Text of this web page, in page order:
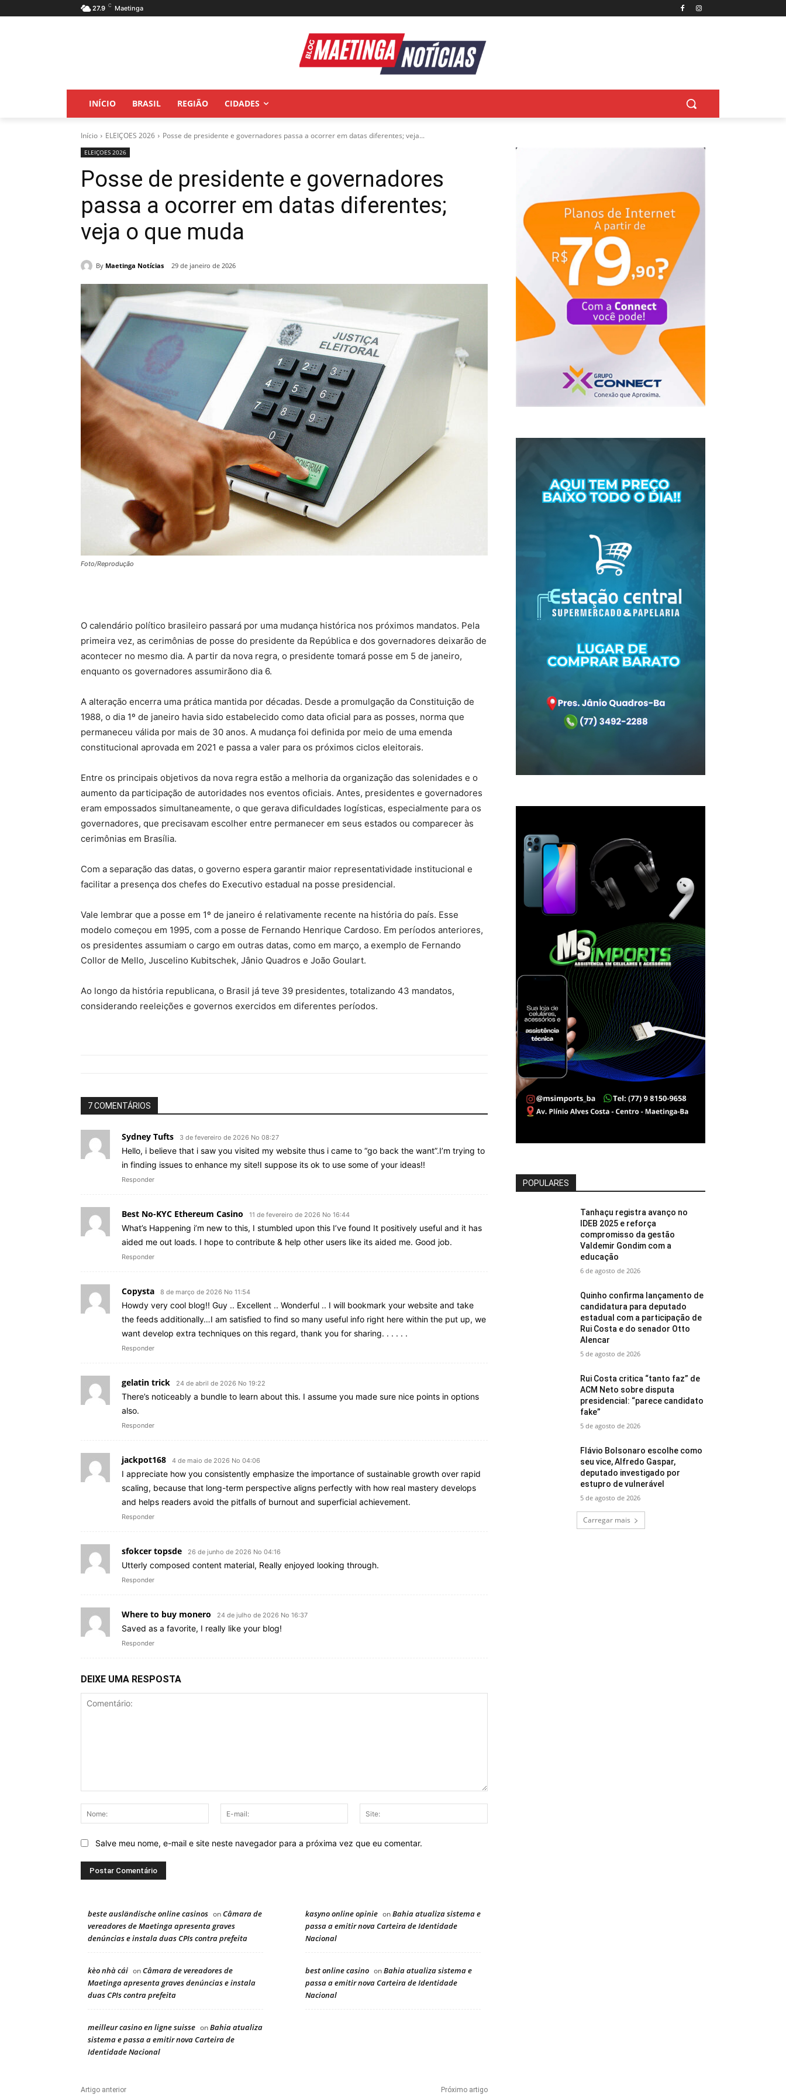
27.9 C Maetinga
INÍCIO BRASIL REGIÃO CIDADES
Início ELEIÇOES 2026 Posse de presidente e governadores passa a ocorrer em datas diferentes; veja...
ELEIÇOES 2026
Posse de presidente e governadores
passa a ocorrer em datas diferentes;
veja o que muda
By Maetinga Notícias 29 de janeiro de 2026
Foto/Reprodução
O calendário político brasileiro passará por uma mudança histórica nos próximos mandatos. Pela
primeira vez, as cerimônias de posse do presidente da República e dos governadores deixarão de
acontecer no mesmo dia. A partir da nova regra, o presidente tomará posse em 5 de janeiro,
enquanto os governadores assumirãono dia 6.
A alteração encerra uma prática mantida por décadas. Desde a promulgação da Constituição de
1988, o dia 1º de janeiro havia sido estabelecido como data oficial para as posses, norma que
permaneceu válida por mais de 30 anos. A mudança foi definida por meio de uma emenda
constitucional aprovada em 2021 e passa a valer para os próximos ciclos eleitorais.
Entre os principais objetivos da nova regra estão a melhoria da organização das solenidades e o
aumento da participação de autoridades nos eventos oficiais. Antes, presidentes e governadores
eram empossados simultaneamente, o que gerava dificuldades logísticas, especialmente para os
governadores, que precisavam escolher entre permanecer em seus estados ou comparecer às
cerimônias em Brasília.
Com a separação das datas, o governo espera garantir maior representatividade institucional e
facilitar a presença dos chefes do Executivo estadual na posse presidencial.
Vale lembrar que a posse em 1º de janeiro é relativamente recente na história do país. Esse
modelo começou em 1995, com a posse de Fernando Henrique Cardoso. Em períodos anteriores,
os presidentes assumiam o cargo em outras datas, como em março, a exemplo de Fernando
Collor de Mello, Juscelino Kubitschek, Jânio Quadros e João Goulart.
Ao longo da história republicana, o Brasil já teve 39 presidentes, totalizando 43 mandatos,
considerando reeleições e governos exercidos em diferentes períodos.
7 COMENTÁRIOS
Sydney Tufts 3 de fevereiro de 2026 No 08:27
Hello, i believe that i saw you visited my website thus i came to “go back the want”.I’m trying to
in finding issues to enhance my site!I suppose its ok to use some of your ideas!!
Responder
Best No-KYC Ethereum Casino 11 de fevereiro de 2026 No 16:44
What’s Happening i’m new to this, I stumbled upon this I’ve found It positively useful and it has
aided me out loads. I hope to contribute & help other users like its aided me. Good job.
Responder
Copysta 8 de março de 2026 No 11:54
Howdy very cool blog!! Guy .. Excellent .. Wonderful .. I will bookmark your website and take
the feeds additionally…I am satisfied to find so many useful info right here within the put up, we
want develop extra techniques on this regard, thank you for sharing. . . . . .
Responder
gelatin trick 24 de abril de 2026 No 19:22
There’s noticeably a bundle to learn about this. I assume you made sure nice points in options
also.
Responder
jackpot168 4 de maio de 2026 No 04:06
I appreciate how you consistently emphasize the importance of sustainable growth over rapid
scaling, because that long-term perspective aligns perfectly with how real mastery develops
and helps readers avoid the pitfalls of burnout and superficial achievement.
Responder
sfokcer topsde 26 de junho de 2026 No 04:16
Utterly composed content material, Really enjoyed looking through.
Responder
Where to buy monero 24 de julho de 2026 No 16:37
Saved as a favorite, I really like your blog!
Responder
DEIXE UMA RESPOSTA
Nome:
mail:
Salve meu nome, e-mail e site neste navegador para a próxima vez que eu comentar.
beste ausländische online casinos onCâmara de
vereadores de Maetinga apresenta graves
denúncias e instala duas CPIs contra prefeita
kasyno online opinie onBahia atualiza sistema e
passa a emitir nova Carteira de Identidade
Nacional
kèo nhà cái onCâmara de vereadores de
Maetinga apresenta graves denúncias e instala
duas CPIs contra prefeita
best online casino onBahia atualiza sistema e
passa a emitir nova Carteira de Identidade
Nacional
meilleur casino en ligne suisse onBahia atualiza
sistema e passa a emitir nova Carteira de
Identidade Nacional
Artigo anterior Próximo artigo
POPULARES
Tanhaçu registra avanço no
IDEB 2025 e reforça
compromisso da gestão
Valdemir Gondim com a
educação
6 de agosto de 2026
Quinho confirma lançamento de
candidatura para deputado
estadual com a participação de
Rui Costa e do senador Otto
Alencar
5 de agosto de 2026
Rui Costa critica “tanto faz” de
ACM Neto sobre disputa
presidencial: “parece candidato
fake”
5 de agosto de 2026
Flávio Bolsonaro escolhe como
seu vice, Alfredo Gaspar,
deputado investigado por
estupro de vulnerável
5 de agosto de 2026
Carregar mais